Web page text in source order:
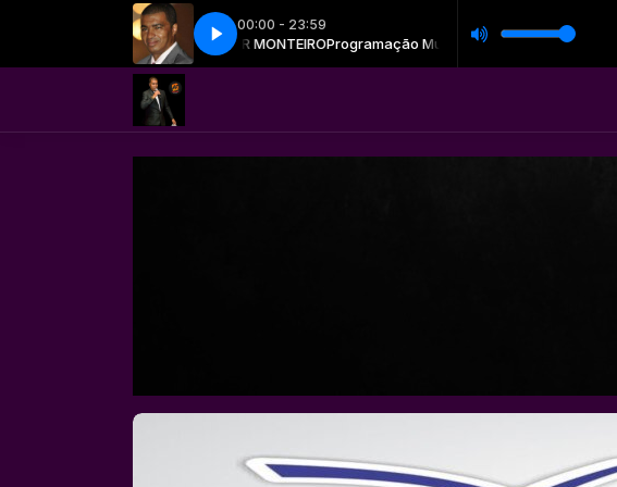
00:00 - 23:59
Musical com ALVANIR MONTEIROProgramação Musical com ALVANIR MONTEIRO
Samba & pagode - Parte 2 Samba & pagode - Parte 2